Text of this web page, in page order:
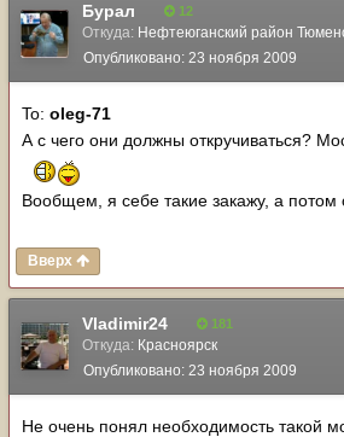
Бурал 12
Откуда: Нефтеюганский район
Опубликовано: 23 ноября 2009
To: oleg-71
А с чего они должны откручиваться?
Вообщем, я себе такие закажу, а потом
Вверх
Vladimir24 181
Откуда: Красноярск
Опубликовано: 23 ноября 2009
Не очень понял необходимость такой